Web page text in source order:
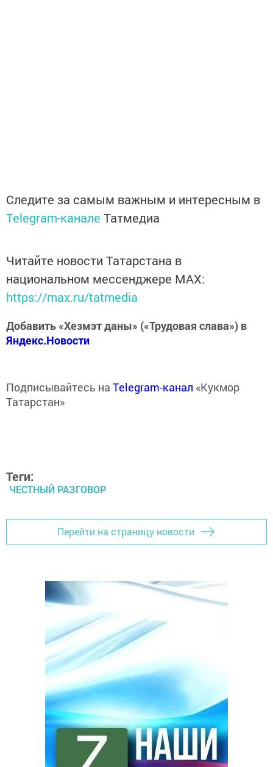
Следите за самым важным и интересным в
Telegram-канале Татмедиа
Читайте новости Татарстана в
национальном мессенджере MАХ:
https://max.ru/tatmedia
Добавить «Хезмэт даны» («Трудовая слава») в
Яндекс.Новости
Подписывайтесь на Telegram-канал «Кукмор
Татарстан»
Теги:
ЧЕСТНЫЙ РАЗГОВОР
Перейти на страницу новости